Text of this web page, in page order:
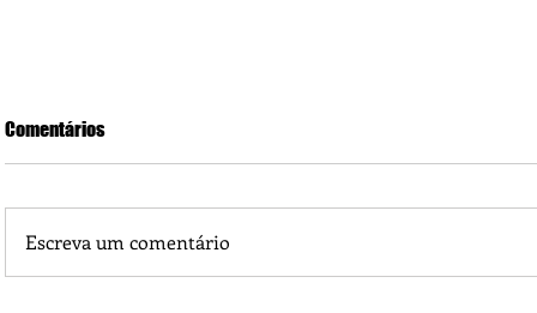
Comentários
Escreva um comentário